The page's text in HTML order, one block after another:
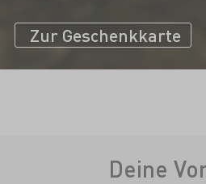
Zur Geschenkkarte
Deine